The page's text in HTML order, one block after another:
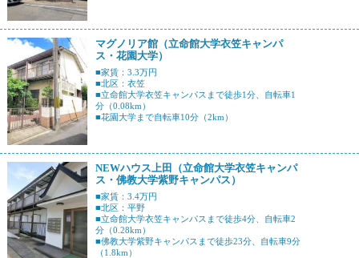
マグノリア館（立命館大学衣笠キャンパ
ス・花園大学）
■家賃：3.3万円
■北区：衣笠
■立命館大学衣笠キャンパスまで徒歩1分、自転車1
分（0.08km）
■花園大学まで自転車10分（2km）
NEWハウス上田（立命館大学衣笠キャンパ
ス・佛教大学紫野キャンパス）
■家賃：3.4万円
■北区：平野
■立命館大学衣笠キャンパスまで徒歩4分、自転車2
分（0.28km）
■佛教大学紫野キャンパスまで徒歩23分、自転車9分
（1.8km）